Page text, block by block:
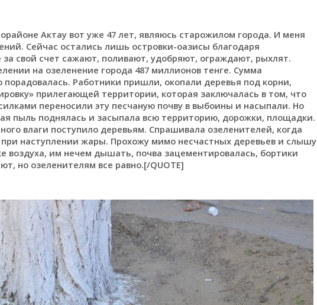
Актау вот уже 47 лет, являюсь старожилом города. И меня
Сейчас остались лишь островки-оазисы благодаря
свой счет сажают, поливают, удобряют, ограждают, рыхлят.
на озеленение города 487 миллионов тенге. Сумма
порадовалась. Работники пришли, окопали деревья под корни,
прилегающей территории, которая заключалась в том, что
переносили эту песчаную почву в выбоины и насыпали. Но
пыль поднялась и засыпала всю территорию, дорожки, площадки.
влаги поступило деревьям. Спрашивала озеленителей, когда
наступлении жары. Прохожу мимо несчастных деревьев и слышу
воздуха, им нечем дышать, почва зацементировалась, бортики
но озеленителям все равно.[/QUOTE]